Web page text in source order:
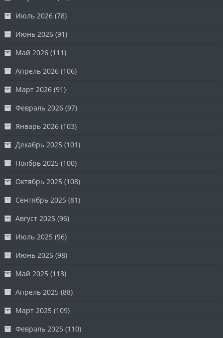
Июль 2026 (78)
Июнь 2026 (91)
Май 2026 (111)
Апрель 2026 (106)
Март 2026 (91)
Февраль 2026 (97)
Январь 2026 (103)
Декабрь 2025 (101)
Ноябрь 2025 (100)
Октябрь 2025 (108)
Сентябрь 2025 (81)
Август 2025 (96)
Июль 2025 (96)
Июнь 2025 (98)
Май 2025 (113)
Апрель 2025 (88)
Март 2025 (109)
Февраль 2025 (110)